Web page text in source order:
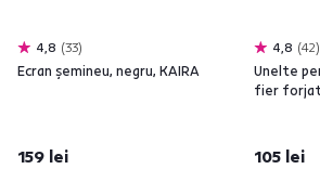
4,8 33
Ecran şemineu, negru, KAIRA
159 lei
4,8 42
Unelte
fier
105 lei